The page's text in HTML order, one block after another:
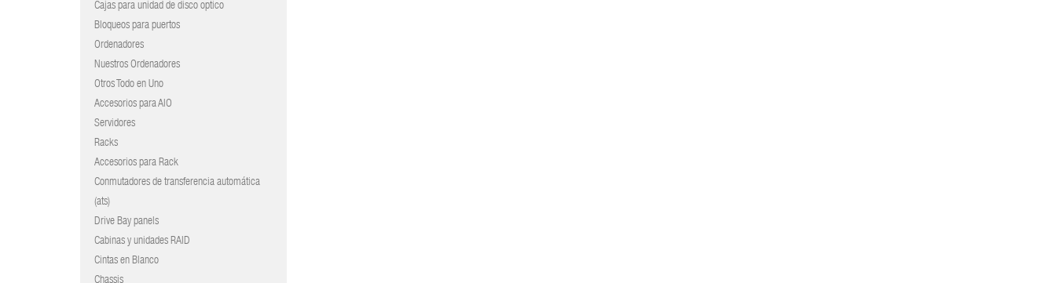
Cajas para unidad de disco optico
Bloqueos para puertos
Ordenadores
Nuestros Ordenadores
Otros Todo en Uno
Accesorios para AIO
Servidores
Racks
Accesorios para Rack
Conmutadores de transferencia automática
(ats)
Drive Bay panels
Cabinas y unidades RAID
Cintas en Blanco
Chassis